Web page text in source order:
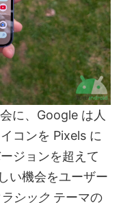
に、Google は人
コンを Pixels に
ジョンを超えて
い機会をユーザー
シック テーマの